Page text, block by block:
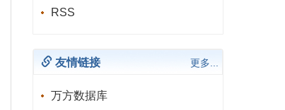
RSS
友情链接 更多...
万方数据库